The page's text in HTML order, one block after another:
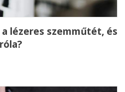
lézeres szemműtét, és